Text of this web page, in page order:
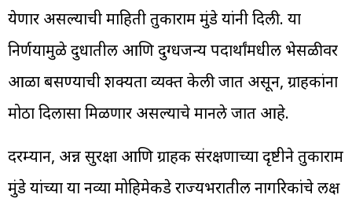
येणार असल्याची माहिती तुकाराम मुंडे यांनी दिली. या
निर्णयामुळे दुधातील आणि दुग्धजन्य पदार्थांमधील भेसळीवर
आळा बसण्याची शक्यता व्यक्त केली जात असून, ग्राहकांना
मोठा दिलासा मिळणार असल्याचे मानले जात आहे.
दरम्यान, अन्न सुरक्षा आणि ग्राहक संरक्षणाच्या दृष्टीने तुकाराम
मुंडे यांच्या या नव्या मोहिमेकडे राज्यभरातील नागरिकांचे लक्ष